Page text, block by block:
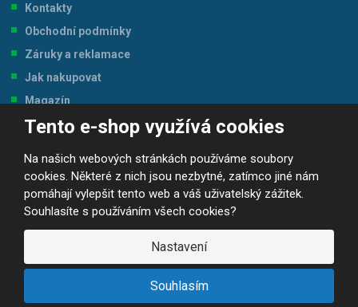
Tento e-shop využívá cookies
Na našich webových stránkách používáme soubory
cookies. Některé z nich jsou nezbytné, zatímco jiné nám
pomáhají vylepšit tento web a váš uživatelský zážitek.
Souhlasíte s používáním všech cookies?
Nastavení
Souhlasím
Kontakty
Obchodní podmínky
Záruky a reklamace
Jak nakupovat
Magazín
Tabulka velikostí
© 2026, JP-SPORT.CZ SPORTOVNÍ POTŘEBY
Prohlášení o přístupnosti |Mapa stránek ||GDPR
VYROBILA
R